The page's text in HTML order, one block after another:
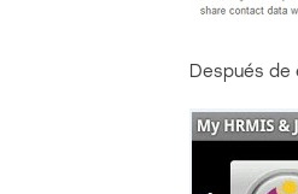
Después